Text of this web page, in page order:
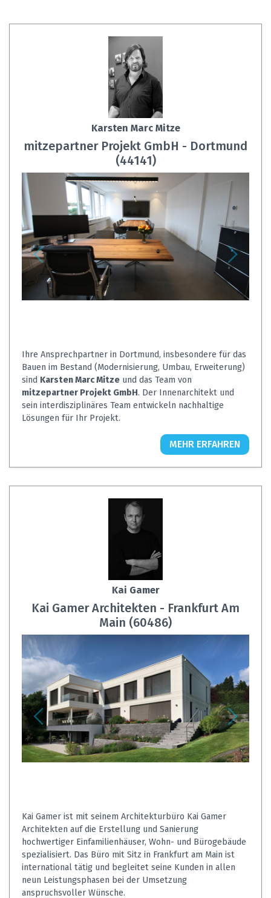
Karsten Marc Mitze
mitzepartner Projekt GmbH - Dortmund
(44141)
Ihre Ansprechpartner in Dortmund, insbesondere für das
Bauen im Bestand (Modernisierung, Umbau, Erweiterung)
sind Karsten Marc Mitze und das Team von
mitzepartner Projekt GmbH. Der Innenarchitekt und
sein interdisziplinäres Team entwickeln nachhaltige
Lösungen für Ihr Projekt.
MEHR ERFAHREN
Kai Gamer
Kai Gamer Architekten - Frankfurt Am
Main (60486)
Kai Gamer ist mit seinem Architekturbüro Kai Gamer
Architekten auf die Erstellung und Sanierung
hochwertiger Einfamilienhäuser, Wohn- und Bürogebäude
spezialisiert. Das Büro mit Sitz in Frankfurt am Main ist
international tätig und begleitet seine Kunden in allen
neun Leistungsphasen bei der Umsetzung
anspruchsvoller Wünsche.